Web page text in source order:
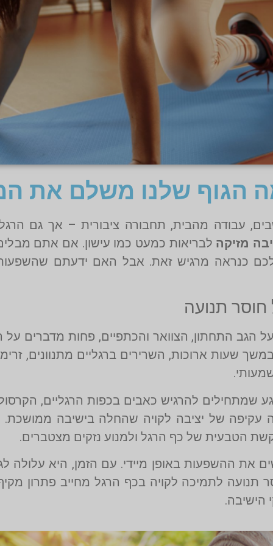
הגוף שלנו משלם את
עבודה מהבית, תחבורה ציבורית – אך גם
מזיקה לבריאות כמעט כמו עישון. אם אתם
כנראה מרגיש זאת. אבל האם ידעתם
תנועה
הגב התחתון, הצוואר והכתפיים, פחות מדברים
שעות ארוכות, השרירים ברגליים מתנוונים,
שמתחילים להרגיש כאבים בכפות הרגליים,
עקיפה של יציבה לקויה שהחלה בישיבה
הטבעית של כף הרגל ולמנוע נזקים מצטברים.
את ההשפעות באופן מיידי. עם הזמן, היא עלולה
תנועה לתמיכה לקויה בכף הרגל מחייב פתרון
הישיבה.